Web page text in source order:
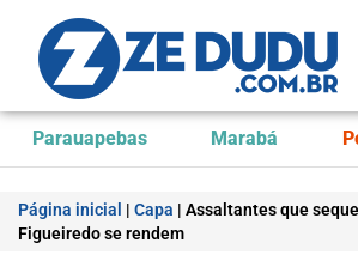
Parauapebas Marabá
Página inicial | Capa | Assaltantes que
Figueiredo se rendem